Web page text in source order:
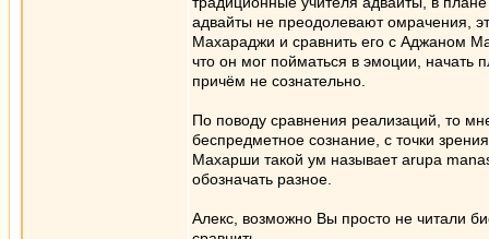
адвайты не преодолевают омрачения,
Махараджи и сравнить его с Аджаном
что он мог пойматься в эмоции, начать
причём не сознательно.
По поводу сравнения реализаций, то
беспредметное сознание, с точки
Махарши такой ум называет arupa
обозначать разное.
Алекс, возможно Вы просто не читали